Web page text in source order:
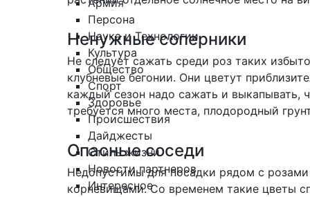
Армия
Персона
Наука и Технологии
Культура
Общество
Спорт
Здоровье
Происшествия
Дайджесты
Стиль жизни
Новости партнеров
Интересное
Ненужные соперники
Не следует сажать среди роз таких
клубневые бегонии. Они цветут
каждый сезон надо сажать и
требуется много места, плодородный
Опасные соседи
Недопустимы для посадки рядом с
корневищами. Со временем такие цветы